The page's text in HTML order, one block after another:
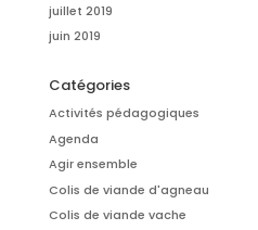
juillet 2019
juin 2019
Catégories
Activités pédagogiques
Agenda
Agir ensemble
Colis de viande d'agneau
Colis de viande vache